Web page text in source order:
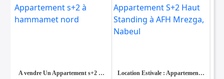
A vendre Un Appartement s+2 à hammamet nord Location Estivale : Appartement S+2 Haut Standing à AFH Mrezga, Nabeul